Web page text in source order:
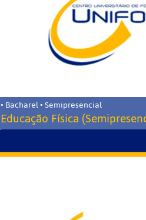
• Bacharel • Semipresencial
Educação Física